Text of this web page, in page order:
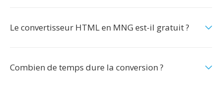
Le convertisseur HTML en MNG est-il gratuit ?
Combien de temps dure la conversion ?